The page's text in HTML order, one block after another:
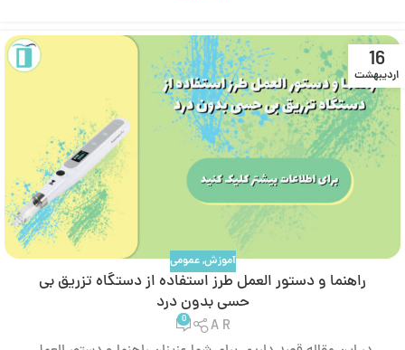
16
اردیبهشت
آموزش,عمومی
راهنما و دستور العمل طرز استفاده از دستگاه تزریق بی‌
حسی بدون درد
A R
0